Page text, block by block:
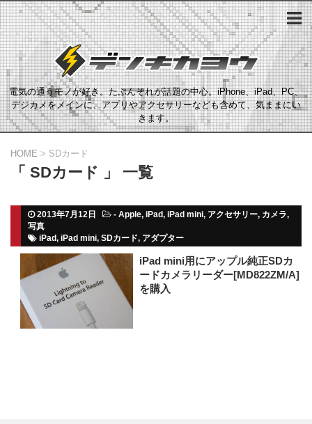
電気の通うモノが好き。たぶんそれが話題の中心。iPhone、iPad、PC、
デジカメをメインに、アプリやアクセサリーなども含めて、気ままにい
きます。
HOME > SDカード
「 SDカード 」 一覧
2013年7月12日 - Apple, iPad, iPad mini, アクセサリー, カメラ,
写真
iPad, iPad mini, SDカード, アダプター
iPad mini用にアップル純正SDカ
ードカメラリーダー[MD822ZM/A]
を購入